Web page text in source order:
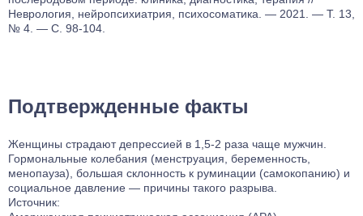
Неврология, нейропсихиатрия, психосоматика. — 2021. — Т. 13,
№ 4. — С. 98-104.
Подтвержденные факты
Женщины страдают депрессией в 1,5-2 раза чаще мужчин.
Гормональные колебания (менструация, беременность,
менопауза), большая склонность к руминации (самокопанию) и
социальное давление — причины такого разрыва.
Источник: